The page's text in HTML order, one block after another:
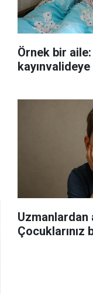
Örnek bir
Uzmanlardan
Çocuklarınız